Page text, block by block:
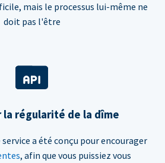
mais le processus lui-même ne
doit pas l'être
la régularité de la dîme
a été conçu pour encourager
, afin que vous puissiez vous